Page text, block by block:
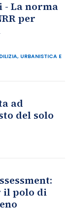
La norma
per
URBANISTICA E
ad
del solo
il polo di